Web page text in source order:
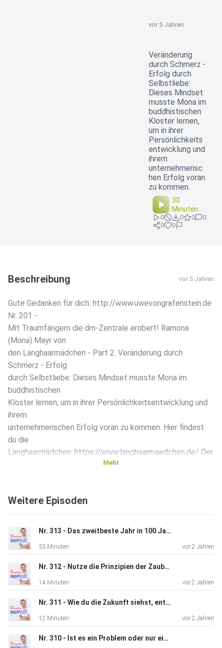
vor 5 Jahren
Veränderung
durch Schmerz -
Erfolg durch
Selbstliebe:
Dieses Mindset
musste Mona im
buddhistischen
Kloster lernen,
um in ihrer
Persönlichkeits
entwicklung und
ihrem
unternehmerisc
hen Erfolg voran
zu kommen.
30
Minuten
0 0 0
0
0
0
Beschreibung vor 5 Jahren
Gute Gedanken für dich: http://www.uwevongrafenstein.de
Nr. 201 -
Mit Traumfängern die dm-Zentrale erobert! Ramona
(Mona) Mayr von
den Langhaarmädchen - Part 2. Veränderung durch
Schmerz - Erfolg
durch Selbstliebe: Dieses Mindset musste Mona im
buddhistischen
Kloster lernen, um in ihrer Persönlichkeitsentwicklung und
ihrem
unternehmerischen Erfolg voran zu kommen. Hier findest
du die
Langhaarmädchen: https://www.langhaarmaedchen.de/ Der
im Leben mit Persönlichkeitsentwicklung. Gehe zufriedener
Deinen Alltag und erreiche Deine Ziele. In allen
Lebensbereichen.
Mehr
Weitere Episoden
Nr. 313 - Das zweitbeste Jahr in 100 Jahren trotz Krise - Bauunternehmer Tobias Stahl im Interview
33 Minuten vor 2 Jahren
Nr. 312 - Nutze die Prinzipien der Zauberkunst für dein Social Media Marketing
14 Minuten vor 2 Jahren
Nr. 311 - Wie du die Zukunft siehst, entscheidet über deinen Erfolg & dein Glück [2021]
12 Minuten vor 2 Jahren
Nr. 310 - Ist es ein Problem oder nur ein Telefonat? So löst du Probleme [2022]